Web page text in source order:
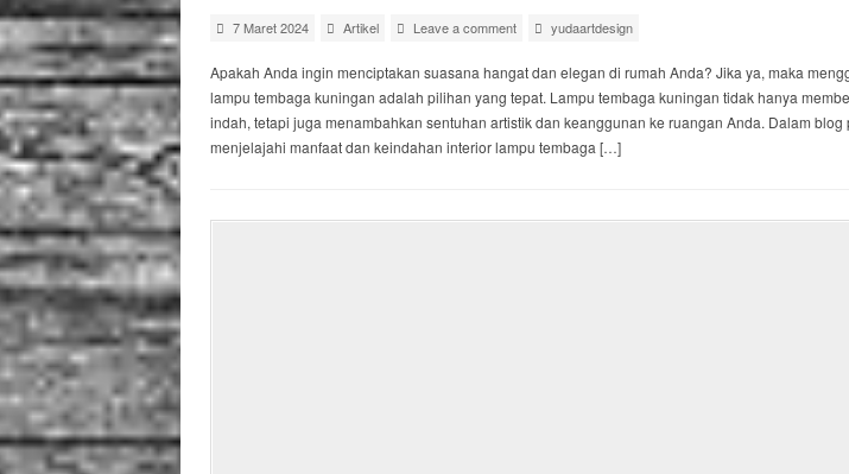
7 Maret 2024 Artikel Leave a comment yudaartdesign
Apakah Anda ingin menciptakan suasana hangat dan elegan di rumah Anda? Jika ya, maka
lampu tembaga kuningan adalah pilihan yang tepat. Lampu tembaga kuningan tidak hanya
indah, tetapi juga menambahkan sentuhan artistik dan keanggunan ke ruangan Anda. Dalam blog
menjelajahi manfaat dan keindahan interior lampu tembaga […]